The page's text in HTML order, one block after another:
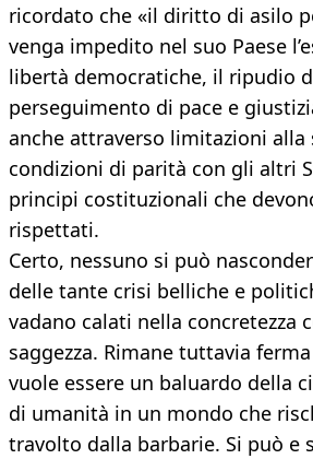
ricordato che «il diritto di asilo
venga impedito nel suo Paese
libertà democratiche, il ripudio
perseguimento di pace e
anche attraverso limitazioni alla
condizioni di parità con gli altri
principi costituzionali che
rispettati.
Certo, nessuno si può
delle tante crisi belliche e
vadano calati nella concretezza
saggezza. Rimane tuttavia ferma
vuole essere un baluardo della
di umanità in un mondo che
travolto dalla barbarie. Si può e